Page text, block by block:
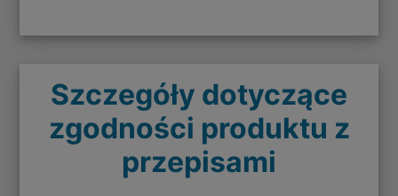
Szczegóły dotyczące
zgodności produktu z
przepisami